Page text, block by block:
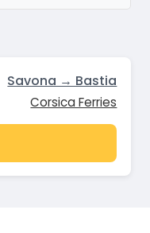
Savona → Bastia
Corsica Ferries